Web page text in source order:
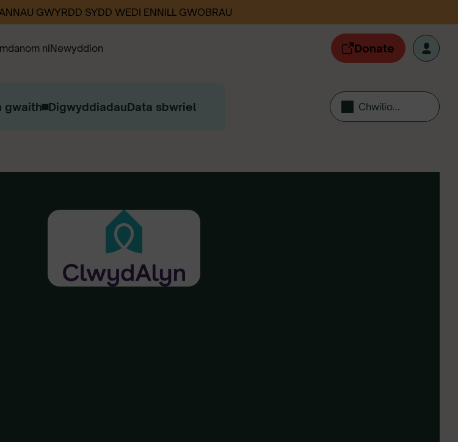
GWYRDD SYDD WEDI ENNILL GWOBRAU
ni
Gweithio i ni
Newyddion Donate
gwaith DigwyddiadauData sbwriel Chwilio...